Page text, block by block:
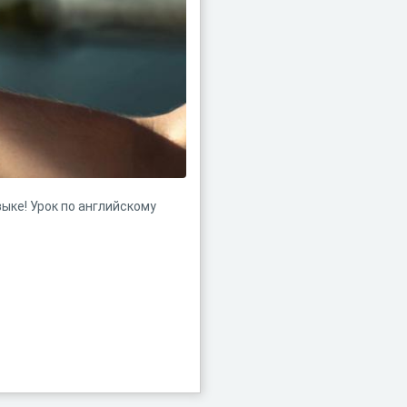
Урок по английскому